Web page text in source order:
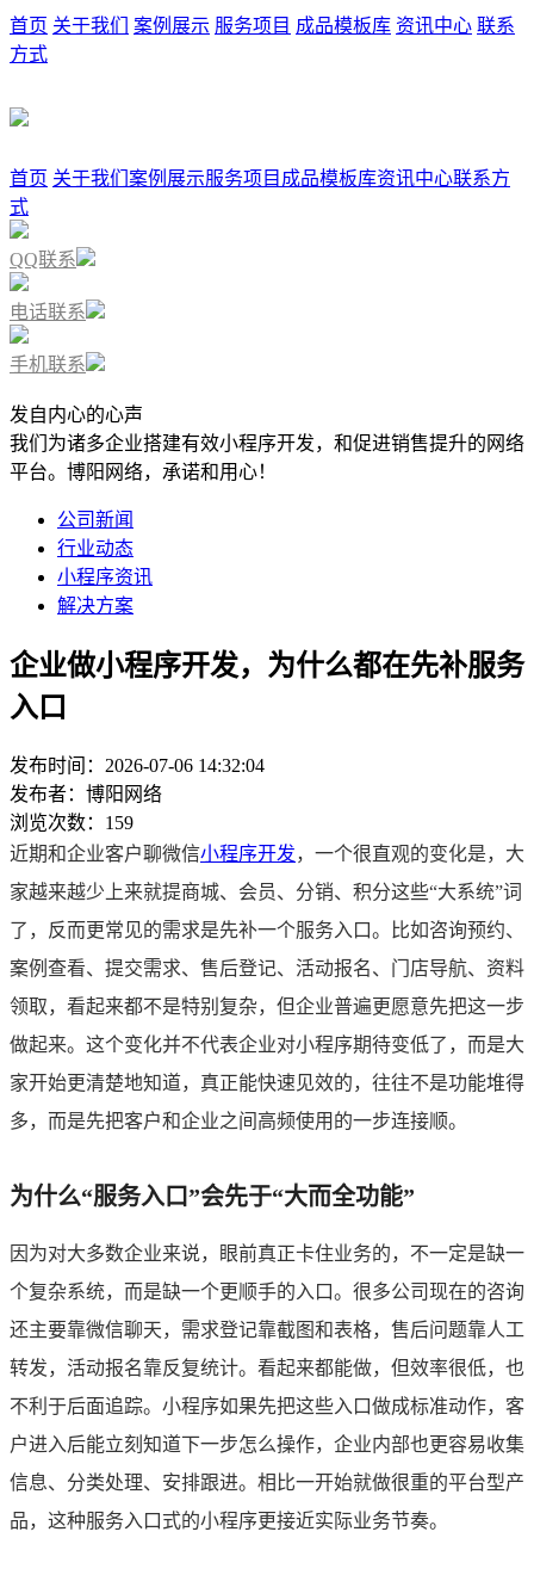
首页 关于我们 案例展示 服务项目 成品模板库 资讯中心 联系
方式
首页 关于我们 案例展示服务项目 成品模板库资讯中心联系方
式
QQ联系
电话联系
手机联系
发自内心的心声
我们为诸多企业搭建有效小程序开发，和促进销售提升的网络
平台。博阳网络，承诺和用心！
公司新闻
行业动态
小程序资讯
解决方案
企业做小程序开发，为什么都在先补服务
入口
发布时间：2026-07-06 14:32:04
发布者：博阳网络
浏览次数：159
近期和企业客户聊微信小程序开发，一个很直观的变化是，大
家越来越少上来就提商城、会员、分销、积分这些“大系统”词
了，反而更常见的需求是先补一个服务入口。比如咨询预约、
案例查看、提交需求、售后登记、活动报名、门店导航、资料
领取，看起来都不是特别复杂，但企业普遍更愿意先把这一步
做起来。这个变化并不代表企业对小程序期待变低了，而是大
家开始更清楚地知道，真正能快速见效的，往往不是功能堆得
多，而是先把客户和企业之间高频使用的一步连接顺。
为什么“服务入口”会先于“大而全功能”
因为对大多数企业来说，眼前真正卡住业务的，不一定是缺一
个复杂系统，而是缺一个更顺手的入口。很多公司现在的咨询
还主要靠微信聊天，需求登记靠截图和表格，售后问题靠人工
转发，活动报名靠反复统计。看起来都能做，但效率很低，也
不利于后面追踪。小程序如果先把这些入口做成标准动作，客
户进入后能立刻知道下一步怎么操作，企业内部也更容易收集
信息、分类处理、安排跟进。相比一开始就做很重的平台型产
品，这种服务入口式的小程序更接近实际业务节奏。